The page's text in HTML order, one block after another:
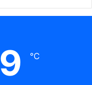
9 ℃